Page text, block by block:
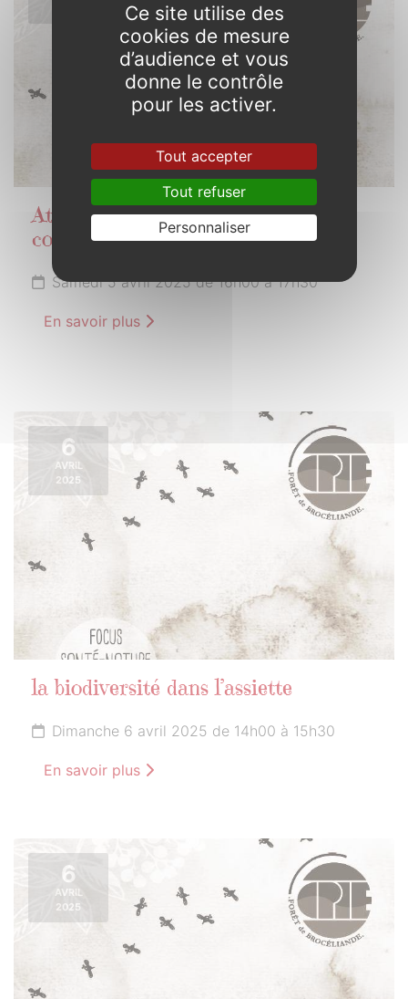
Atelier cuisine "sauvages et
comestibles" par le goût sauvage
Samedi 5 avril 2025 de 16h00 à 17h30
En savoir plus
6
AVRIL
2025
la biodiversité dans l’assiette
Dimanche 6 avril 2025 de 14h00 à 15h30
En savoir plus
6
AVRIL
2025
Ce site utilise des
cookies de mesure
d’audience et vous
donne le contrôle
pour les activer.
Tout accepter
Tout refuser
Personnaliser